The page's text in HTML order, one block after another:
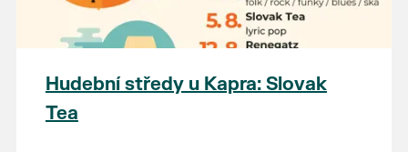
Hudební středy u Kapra: Slovak
Tea